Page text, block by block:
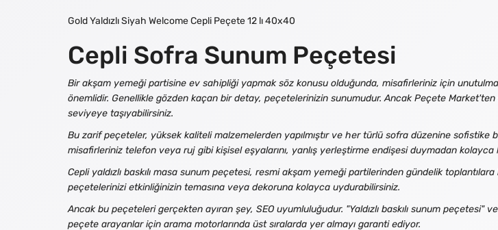
Gold Yaldızlı Siyah Welcome Cepli Peçete 12 lı 40x40
Cepli Sofra Sunum Peçetesi
Bir akşam yemeği partisine ev sahipliği yapmak söz konusu olduğunda, misafirleriniz için
önemlidir. Genellikle gözden kaçan bir detay, peçetelerinizin sunumudur. Ancak Peçete Market'ten
seviyeye taşıyabilirsiniz.
Bu zarif peçeteler, yüksek kaliteli malzemelerden yapılmıştır ve her türlü sofra düzenine sofistike
misafirleriniz telefon veya ruj gibi kişisel eşyalarını, yanlış yerleştirme endişesi duymadan kolayca
Cepli yaldızlı baskılı masa sunum peçetesi, resmi akşam yemeği partilerinden gündelik
peçetelerinizi etkinliğinizin temasına veya dekoruna kolayca uydurabilirsiniz.
Ancak bu peçeteleri gerçekten ayıran şey, SEO uyumluluğudur. "Yaldızlı baskılı sunum peçetesi"
peçete arayanlar için arama motorlarında üst sıralarda yer almayı garanti ediyor.